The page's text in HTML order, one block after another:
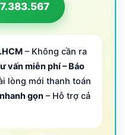
– Không cần ra
vấn miễn phí – Báo
lòng mới thanh toán
gọn – Hỗ trợ cả